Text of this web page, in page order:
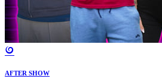
AFTER SHOW